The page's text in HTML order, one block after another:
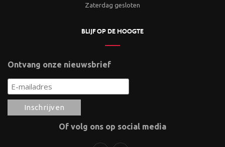
Zaterdag gesloten
BLIJF OP DE HOOGTE
Ontvang onze nieuwsbrief
Of volg ons op social media